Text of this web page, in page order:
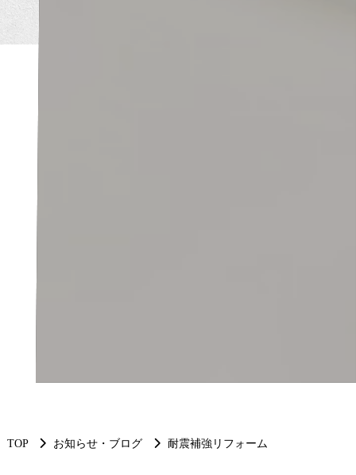
TOP お知らせ・ブログ 耐震補強リフォーム